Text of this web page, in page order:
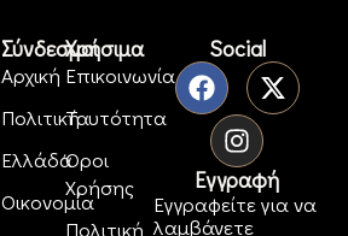
Σύνδεσμοι
Αρχική
Πολιτική
Ελλάδα
Οικονομία
Χρήσιμα
Επικοινωνία
Ταυτότητα
Όροι
Χρήσης
Πολιτική
Social
Εγγραφή
Εγγραφείτε για να
λαμβάνετε